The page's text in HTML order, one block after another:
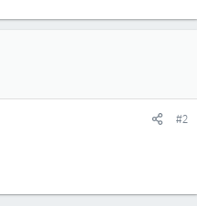
#2